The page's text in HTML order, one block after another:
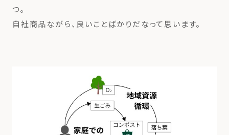
つ。
自社商品ながら、良いことばかりだなって思います。